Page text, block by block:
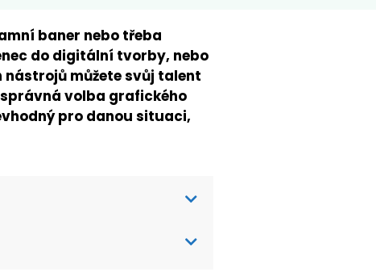
baner nebo třeba
do digitální tvorby, nebo
můžete svůj talent
volba grafického
pro danou situaci,